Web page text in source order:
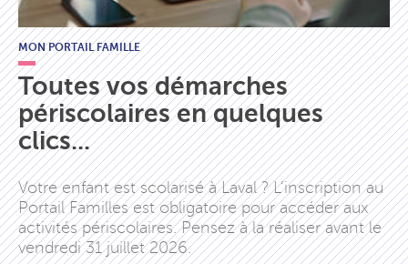
MON PORTAIL FAMILLE
Toutes vos démarches
périscolaires en quelques
clics...
Votre enfant est scolarisé à Laval ? L’inscription au
Portail Familles est obligatoire pour accéder aux
activités périscolaires. Pensez à la réaliser avant le
vendredi 31 juillet 2026.